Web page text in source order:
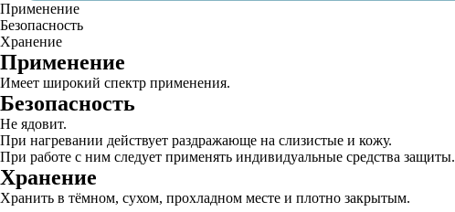
Применение
Безопасность
Хранение
Применение
Имеет широкий спектр применения.
Безопасность
Не ядовит.
При нагревании действует раздражающе на слизистые и кожу.
При работе с ним следует применять индивидуальные средства защиты.
Хранение
Хранить в тёмном, сухом, прохладном месте и плотно закрытым.